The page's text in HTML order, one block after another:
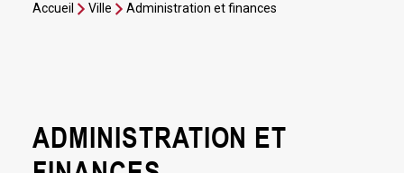
Accueil Ville Administration et finances
ADMINISTRATION ET